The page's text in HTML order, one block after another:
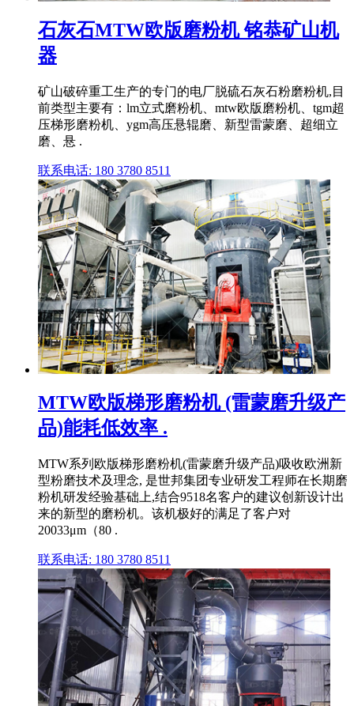
石灰石MTW欧版磨粉机 铭恭矿山机
器
矿山破碎重工生产的专门的电厂脱硫石灰石粉磨粉机,目
前类型主要有：lm立式磨粉机、mtw欧版磨粉机、tgm超
压梯形磨粉机、ygm高压悬辊磨、新型雷蒙磨、超细立
磨、悬 .
联系电话: 180 3780 8511
MTW欧版梯形磨粉机 (雷蒙磨升级产
品)能耗低效率 .
MTW系列欧版梯形磨粉机(雷蒙磨升级产品)吸收欧洲新
型粉磨技术及理念, 是世邦集团专业研发工程师在长期磨
粉机研发经验基础上,结合9518名客户的建议创新设计出
来的新型的磨粉机。该机极好的满足了客户对
20033μm（80 .
联系电话: 180 3780 8511